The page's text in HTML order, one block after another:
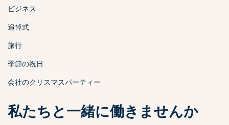
ビジネス
追悼式
旅行
季節の祝日
会社のクリスマスパーティー
私たちと一緒に働きませんか